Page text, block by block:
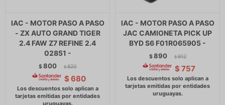
IAC - MOTOR PASO A PASO
- ZX AUTO GRAND TIGER
2.4 FAW Z7 REFINE 2.4
02851 -
$800 $ 820
$ 680
IAC - MOTOR PASO A PASO
JAC CAMIONETA PICK UP
BYD S6 F01R065905 -
$890 $ 912
$ 757